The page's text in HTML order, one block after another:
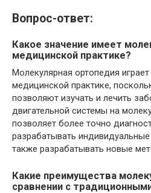
Вопрос-ответ:
Какое значение имеет
медицинской практике?
Молекулярная ортопедия
медицинской практике,
позволяют изучать и лечить
двигательной системы на
позволяет более точно
разрабатывать
также разрабатывать новые
Какие преимущества
сравнении с